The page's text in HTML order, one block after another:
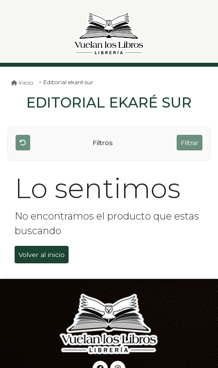
Inicio Editorial ekaré sur
EDITORIAL EKARÉ SUR
Filtros Filtrar
Lo sentimos
No encontramos el producto que estas
buscando
Volver al inicio